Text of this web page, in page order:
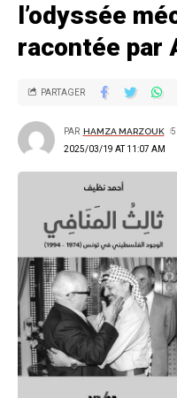
l’odyssée
racontée par
2025/03/19 AT 11:07 AM
PAR HAMZA MARZOUK 5
PARTAGER